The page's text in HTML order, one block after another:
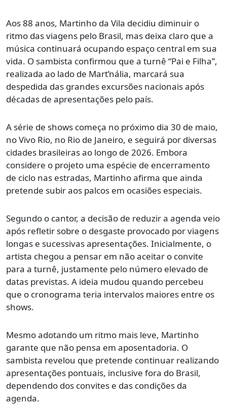
Aos 88 anos, Martinho da Vila decidiu diminuir o
ritmo das viagens pelo Brasil, mas deixa claro que a
música continuará ocupando espaço central em sua
vida. O sambista confirmou que a turnê “Pai e Filha”,
realizada ao lado de Mart’nália, marcará sua
despedida das grandes excursões nacionais após
décadas de apresentações pelo país.
A série de shows começa no próximo dia 30 de maio,
no Vivo Rio, no Rio de Janeiro, e seguirá por diversas
cidades brasileiras ao longo de 2026. Embora
considere o projeto uma espécie de encerramento
de ciclo nas estradas, Martinho afirma que ainda
pretende subir aos palcos em ocasiões especiais.
Segundo o cantor, a decisão de reduzir a agenda veio
após refletir sobre o desgaste provocado por viagens
longas e sucessivas apresentações. Inicialmente, o
artista chegou a pensar em não aceitar o convite
para a turnê, justamente pelo número elevado de
datas previstas. A ideia mudou quando percebeu
que o cronograma teria intervalos maiores entre os
shows.
Mesmo adotando um ritmo mais leve, Martinho
garante que não pensa em aposentadoria. O
sambista revelou que pretende continuar realizando
apresentações pontuais, inclusive fora do Brasil,
dependendo dos convites e das condições da
agenda.